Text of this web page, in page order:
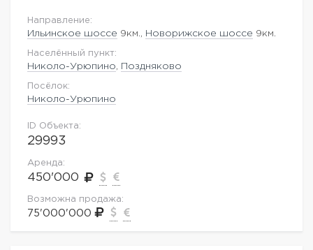
Направление:
Ильинское шоссе 9км., Новорижское шоссе 9км.
Населённый пункт:
Николо-Урюпино Поздняково
Посёлок:
Николо-Урюпино
ID Объекта:
29993
Аренда:
450'000
Возможна продажа:
75'000'000